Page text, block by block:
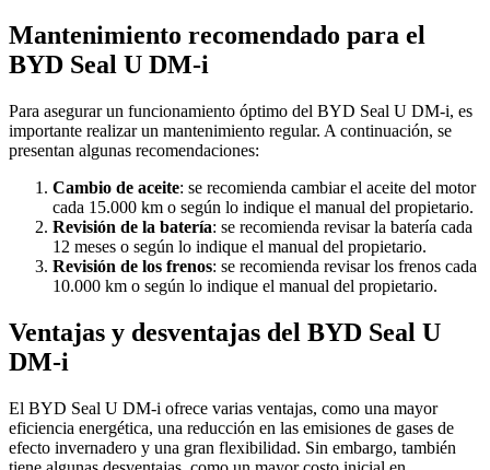
Mantenimiento recomendado para el
BYD Seal U DM-i
Para asegurar un funcionamiento óptimo del BYD Seal U DM-i, es
importante realizar un mantenimiento regular. A continuación, se
presentan algunas recomendaciones:
Cambio de aceite: se recomienda cambiar el aceite del motor
cada 15.000 km o según lo indique el manual del propietario.
Revisión de la batería: se recomienda revisar la batería cada
12 meses o según lo indique el manual del propietario.
Revisión de los frenos: se recomienda revisar los frenos cada
10.000 km o según lo indique el manual del propietario.
Ventajas y desventajas del BYD Seal U
DM-i
El BYD Seal U DM-i ofrece varias ventajas, como una mayor
eficiencia energética, una reducción en las emisiones de gases de
efecto invernadero y una gran flexibilidad. Sin embargo, también